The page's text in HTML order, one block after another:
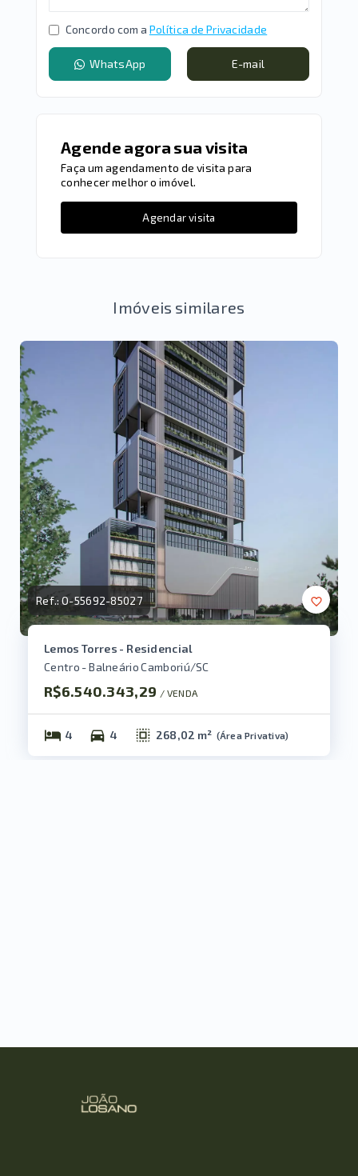
Concordo com a Política de Privacidade
WhatsApp E-mail
Agende agora sua visita
Faça um agendamento de visita para
conhecer melhor o imóvel.
Agendar visita
Imóveis similares
Ref.:O-55692-85027
Lemos Torres - Residencial
Centro - Balneário Camboriú/SC
R$6.540.343,29 / VENDA
4 4 268,02 m² (Área Privativa)